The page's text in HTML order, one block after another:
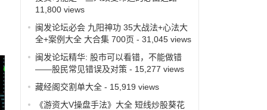
11,800 views
闽发论坛必会 九阳神功 35大战法+心法大
全+案例大全 大合集 700页 - 31,045 views
闽发论坛精华: 股市可以看错，不能做错
——股民常见错误及对策- 15,277 views
藏经阁交割单大全- 15,919 views
《游资大V操盘手法》大全 短线炒股葵花